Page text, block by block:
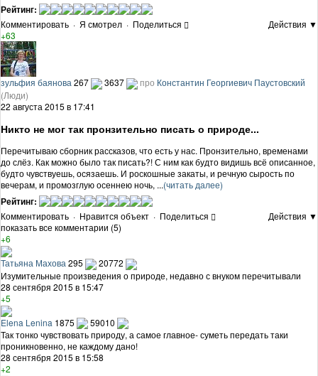
Рейтинг:
Комментировать · Я смотрел · Поделиться
Действия ▼
+63
зульфия баянова 267 3637 про Константин Георгиевич Паустовский
(Люди)
22 августа 2015 в 17:41
Никто не мог так пронзительно писать о природе...
Перечитываю сборник рассказов, что есть у нас. Пронзительно, временами
до слёз. Как можно было так писать?! С ним как будто видишь всё описанное,
будто чувствуешь, осязаешь. И роскошные закаты, и речную сырость по
вечерам, и промозглую осеннею ночь, ...(читать далее)
Рейтинг:
Комментировать · Нравится объект · Поделиться
Действия ▼
показать все комментарии (5)
+6
Татьяна Махова 295
20772
Изумительные произведения о природе, недавно с внуком перечитывали
28 сентября 2015 в 15:47
+5
Elena Lenina 1875
59010
Так тонко чувствовать природу, а самое главное- суметь передать таки
проникновенно, не каждому дано!
28 сентября 2015 в 15:58
+2